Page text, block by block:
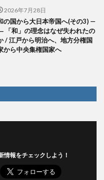
2026年7月28日
の国から大日本帝国へ(その3) —
「和」の理念はなぜ失われたの
/ 江戸から明治へ、地方分権国
から中央集権国家へ
情報をチェックしよう！